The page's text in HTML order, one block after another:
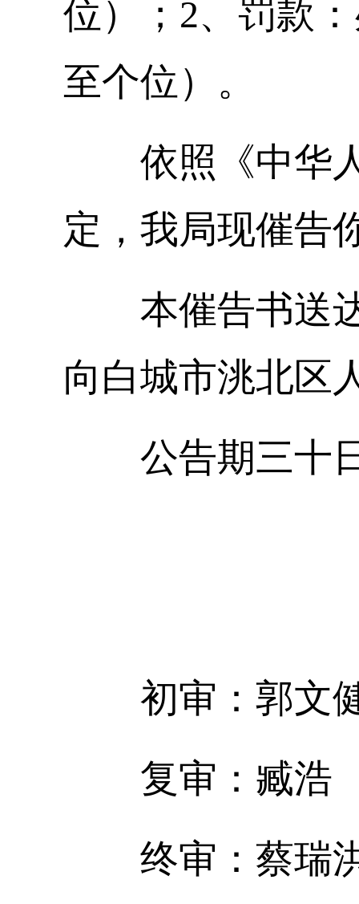
位）；2、罚款
至个位）。
依照《中华
定，我局现催告
本催告书送
向白城市洮北区
公告期三十
初审：郭文
复审：臧浩
终审：蔡瑞